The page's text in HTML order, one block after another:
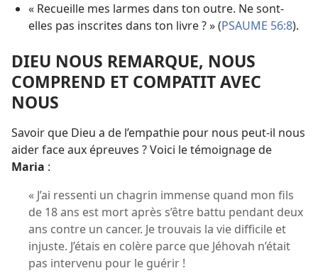
« Recueille mes larmes dans ton outre. Ne sont-​
elles pas inscrites dans ton livre ? » (PSAUME 56:8).
DIEU NOUS REMARQUE, NOUS
COMPREND ET COMPATIT AVEC
NOUS
Savoir que Dieu a de l’empathie pour nous peut-​il nous
aider face aux épreuves ? Voici le témoignage de
Maria :
« J’ai ressenti un chagrin immense quand mon fils
de 18 ans est mort après s’être battu pendant deux
ans contre un cancer. Je trouvais la vie difficile et
injuste. J’étais en colère parce que Jéhovah n’était
pas intervenu pour le guérir !